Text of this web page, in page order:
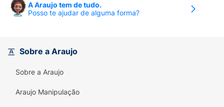
A Araujo tem de tudo.
Posso te ajudar de alguma forma?
Sobre a Araujo
Sobre a Araujo
Araujo Manipulação